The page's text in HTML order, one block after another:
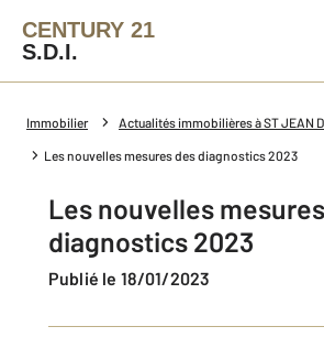
CENTURY 21
S.D.I.
Immobilier Actualités immobilières à ST JEAN
Les nouvelles mesures des diagnostics 2023
Les nouvelles
diagnostics 2023
Publié le 18/01/2023